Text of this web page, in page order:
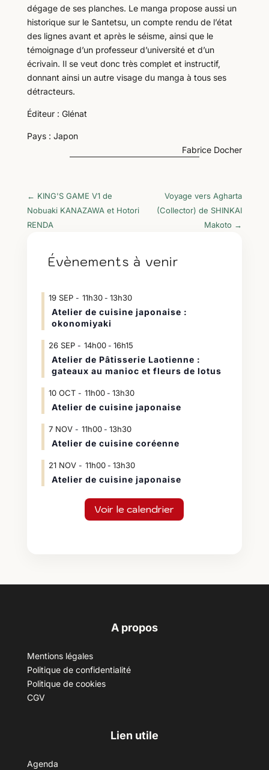
dégage de ses planches. Le manga propose aussi un
historique sur le Santetsu, un compte rendu de l’état
des lignes avant et après le séisme, ainsi que le
témoignage d’un professeur d’université et d’un
écrivain. Il se veut donc très complet et instructif,
donnant ainsi un autre visage du manga à tous ses
détracteurs.
Éditeur : Glénat
Pays : Japon
Fabrice Docher
← KING'S GAME V1 de
Nobuaki KANAZAWA et Hotori
RENDA
Voyage vers Agharta
(Collector) de SHINKAI
Makoto →
Évènements à venir
19 SEP 11h30- 13h30
Atelier de cuisine japonaise :
okonomiyaki
26 SEP 14h00- 16h15
Atelier de Pâtisserie Laotienne :
gateaux au manioc et fleurs de lotus
10 OCT 11h00- 13h30
Atelier de cuisine japonaise
7 NOV 11h00- 13h30
Atelier de cuisine coréenne
21 NOV 11h00- 13h30
Atelier de cuisine japonaise
Voir le calendrier
A propos
Mentions légales
Politique de confidentialité
Politique de cookies
CGV
Lien utile
Agenda